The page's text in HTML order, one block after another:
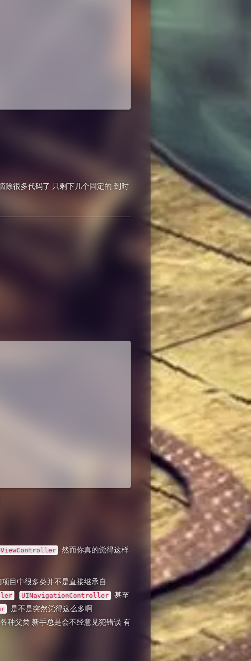
除很多代码了 只剩下几个固定的 到时
然而你真的觉得这样
目中很多类并不是直接继承自
UINavigationController
甚至
是不是突然觉得这么多啊
种父类 新手总是会不经意见犯错误 有